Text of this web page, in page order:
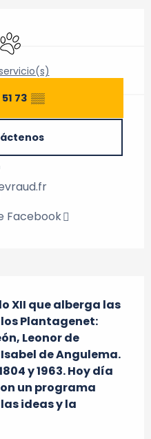
Se aceptan animales
73 ▒▒
Facebook
XII que alberga las
Plantagenet:
Leonor de
de Angulema.
y 1963. Hoy día
un programa
ideas y la